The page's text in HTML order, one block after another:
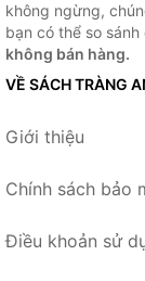
không ngừng,
bạn có thể so
không bán hàng.
VỀ SÁCH TRÀNG
Giới thiệu
Chính sách bảo
Điều khoản sử